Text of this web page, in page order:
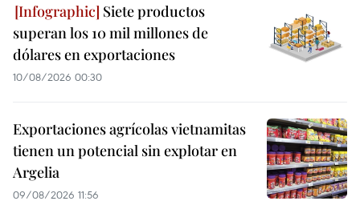
Siete productos
superan los 10 mil millones de
dólares en exportaciones
10/08/2026 00:30
Exportaciones agrícolas vietnamitas
tienen un potencial sin explotar en
Argelia
09/08/2026 11:56